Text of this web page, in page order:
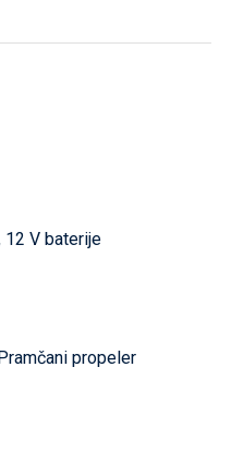
12 V baterije
propeler